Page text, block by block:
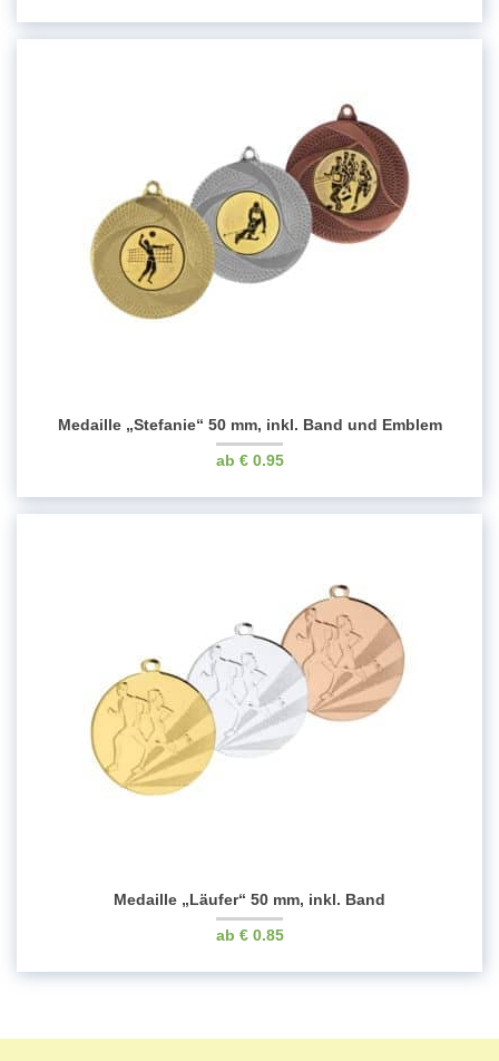
Medaille „Stefanie“ 50 mm, inkl. Band und Emblem
€0.95
Medaille „Läufer“ 50 mm, inkl. Band
€0.85